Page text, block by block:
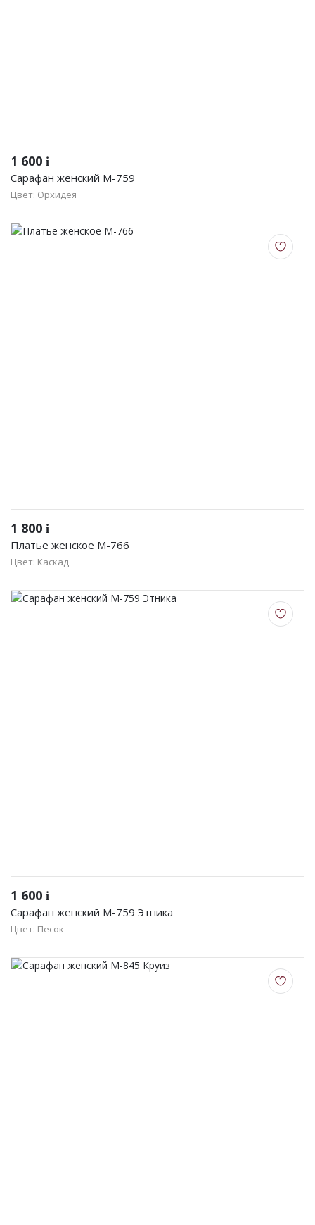
1 600 i
Сарафан женский М-759
Цвет: Орхидея
1 800 i
Платье женское М-766
Цвет: Каскад
1 600 i
Сарафан женский М-759 Этника
Цвет: Песок